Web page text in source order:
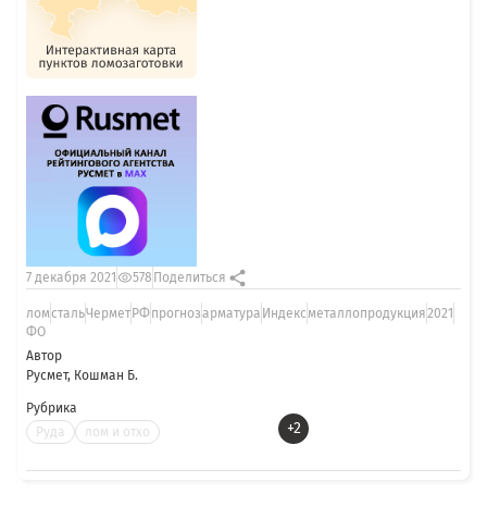
Автор
Русмет, Кошман Б.
Рубрика
Руда
лом и отхо +2
7 декабря 2021 578 Поделиться
ломстальЧермет РФпрогнозарматура Индекс металлопродукция2021
ФО